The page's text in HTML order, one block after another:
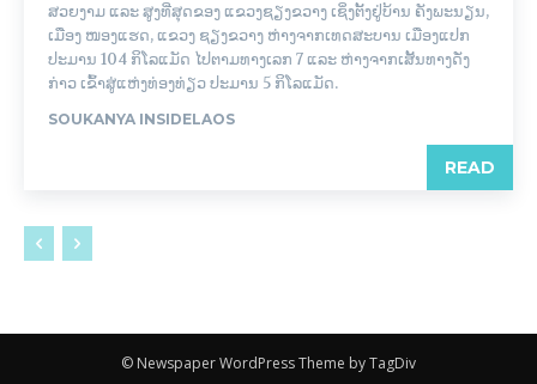
ສວຍງາມ ແລະ ສູງທີ່ສຸດຂອງ ແຂວງຊຽງຂວາງ ເຊິ່ງຕັ້ງຢູ່ບ້ານ ຄັງພະນຽນ,
ເມືອງ ໜອງແຮດ, ແຂວງ ຊຽງຂວາງ ຫ່າງຈາກເທດສະບານ ເມືອງແປກ
ປະມານ 104 ກິໂລແມັດ ໄປຕາມທາງເລກ 7 ແລະ ຫ່າງຈາກເສັ້ນທາງດັ່ງ
ກ່າວ ເຂົ້າສູ່ແຫ່ງທ່ອງທ່ຽວ ປະມານ 5 ກິໂລແມັດ.
SOUKANYA INSIDELAOS
READ
© Newspaper WordPress Theme by TagDiv